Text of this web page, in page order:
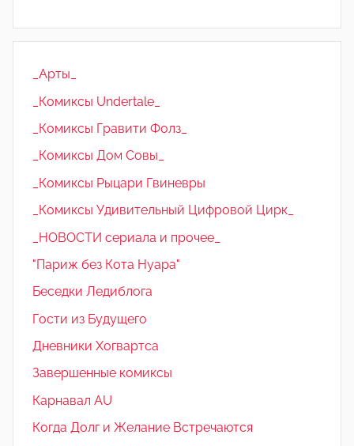
_Арты_
_Комиксы Undertale_
_Комиксы Гравити Фолз_
_Комиксы Дом Совы_
_Комиксы Рыцари Гвиневры
_Комиксы Удивительный Цифровой Цирк_
_НОВОСТИ сериала и прочее_
"Париж без Кота Нуара"
Беседки Ледиблога
Гости из Будущего
Дневники Хогвартса
Завершенные комиксы
Карнавал AU
Когда Долг и Желание Встречаются